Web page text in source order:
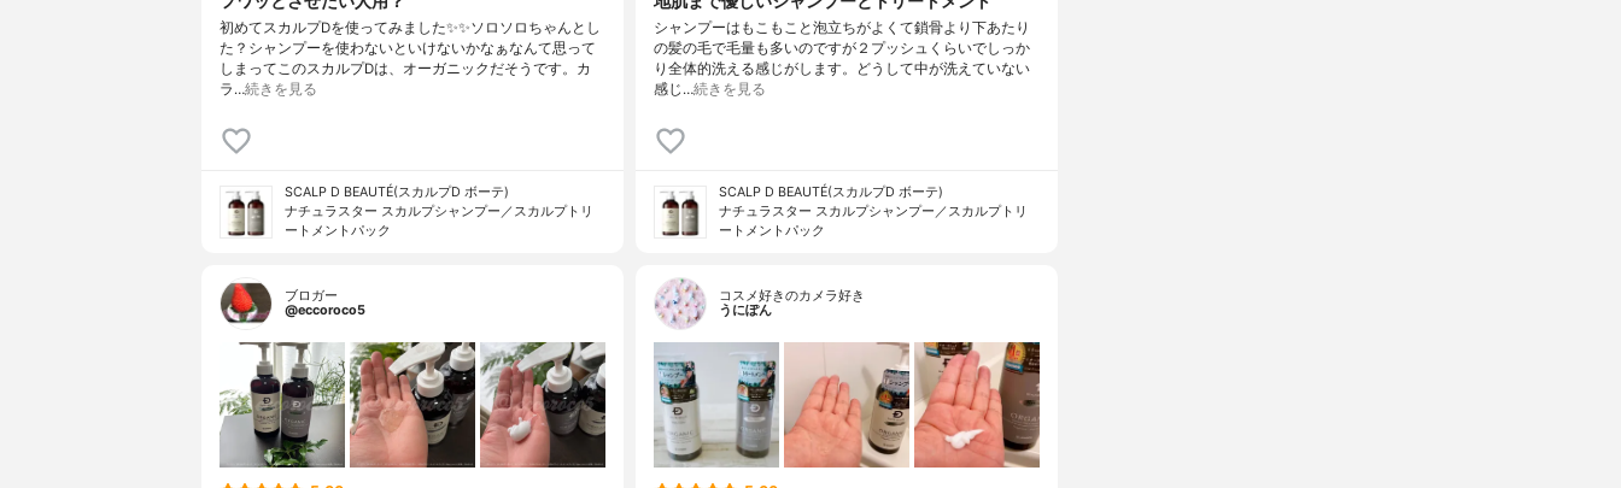
初めてスカルプDを使ってみました✨✨ソロソロちゃんとし
た？シャンプーを使わないといけないかなぁなんて思って
しまってこのスカルプDは、オーガニックだそうです。カ
ラ…続きを見る
SCALP D BEAUTÉ(スカルプD ボーテ)
ナチュラスター スカルプシャンプー／スカルプトリ
ートメントパック
シャンプーはもこもこと泡立ちがよくて鎖骨より下あたり
の髪の毛で毛量も多いのですが２プッシュくらいでしっか
り全体的洗える感じがします。どうして中が洗えていない
感じ…続きを見る
SCALP D BEAUTÉ(スカルプD ボーテ)
ナチュラスター スカルプシャンプー／スカルプトリ
ートメントパック
ブロガー
@eccoroco5
コスメ好きのカメラ好き
うにぽん